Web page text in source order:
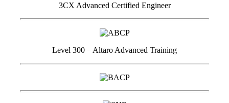
3CX Advanced Certified Engineer
Level 300 – Altaro Advanced Training